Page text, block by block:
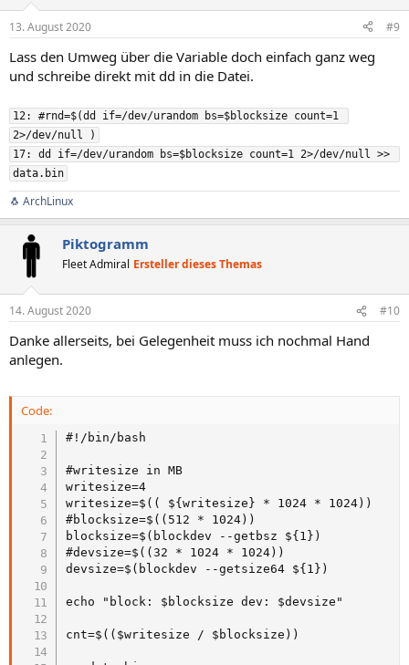
13. August 2020 #9
Lass den Umweg über die Variable doch einfach ganz weg
und schreibe direkt mit dd in die Datei.
12: #rnd=$(dd if=/dev/urandom bs=$blocksize count=1
2>/dev/null )
17: dd if=/dev/urandom bs=$blocksize count=1 2>/dev/null >>
data.bin
🐧 ArchLinux
Piktogramm
Fleet Admiral Ersteller dieses Themas
14. August 2020 #10
Danke allerseits, bei Gelegenheit muss ich nochmal Hand
anlegen.
Code:
#!/bin/bash
#writesize in MB
writesize=4
writesize=$(( ${writesize} * 1024 * 1024))
#blocksize=$((512 * 1024))
blocksize=$(blockdev --getbsz ${1})
#devsize=$((32 * 1024 * 1024))
devsize=$(blockdev --getsize64 ${1})
echo "block: $blocksize dev: $devsize"
cnt=$(($writesize / $blocksize))